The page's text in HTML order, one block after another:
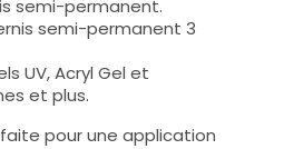
semi-permanent.
semi-permanent 3
UV, Acryl Gel et
et plus.
pour une application